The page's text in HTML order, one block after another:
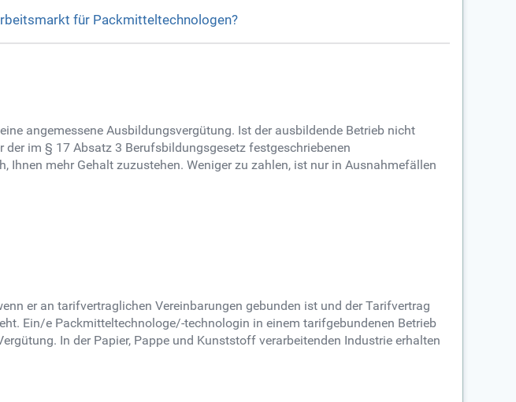
für Packmitteltechnologen?
angemessene Ausbildungsvergütung. Ist der ausbildende Betrieb nicht
im § 17 Absatz 3 Berufsbildungsgesetz festgeschriebenen
mehr Gehalt zuzustehen. Weniger zu zahlen, ist nur in Ausnahmefällen
er an tarifvertraglichen Vereinbarungen gebunden ist und der Tarifvertrag
Ein/e Packmitteltechnologe/-technologin in einem tarifgebundenen Betrieb
In der Papier, Pappe und Kunststoff verarbeitenden Industrie erhalten